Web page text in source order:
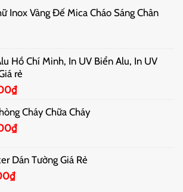
Inox Vàng Đế Mica Cháo Sáng Chân
Hồ Chí Minh, In UV Biển Alu, In UV
rẻ
₫
Cháy Chữa Cháy
₫
Dán Tường Giá Rẻ
₫